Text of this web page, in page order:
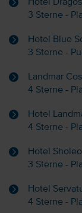
Hotel
3 Sterne -
Hotel Blue
3 Sterne -
Landmar
4 Sterne -
Hotel
4 Sterne -
Hotel
3 Sterne -
Hotel
4 Sterne -